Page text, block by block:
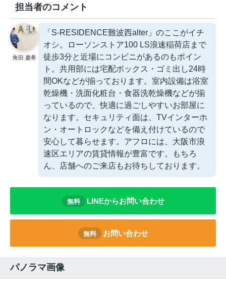
担当者のコメント
角田 慶希
「S-RESIDENCE難波西alter」のここがイチ
オシ。ローソンストア100 LS浪速稲荷店まで
徒歩3分と近場にコンビニがあるのもポイン
ト。共用部には宅配ボックス・ゴミ出し24時
間OKなどが揃っております。室内設備は浴室
乾燥機・洗面化粧台・食器洗乾燥機などが揃
っているので、快適に過ごしやすいお部屋に
なります。セキュリティ面は、TVインターホ
ン・オートロックなどを備え付けているので
安心して暮らせます。アフロには、大阪市浪
速区エリアの賃貸情報が豊富です。もちろ
ん、店舗へのご来店もお待ちしております。
無料 LINEからお問い合わせ
無料 お問い合わせ
パノラマ画像